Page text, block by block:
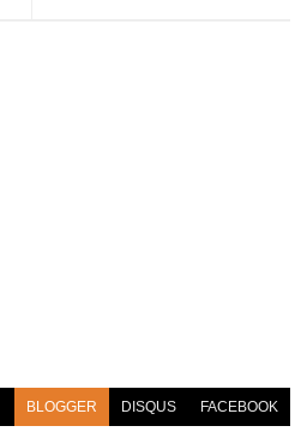
BLOGGER DISQUS FACEBOOK